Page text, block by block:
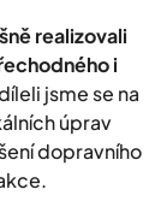
realizovali
i
jsme se na
úprav
dopravního